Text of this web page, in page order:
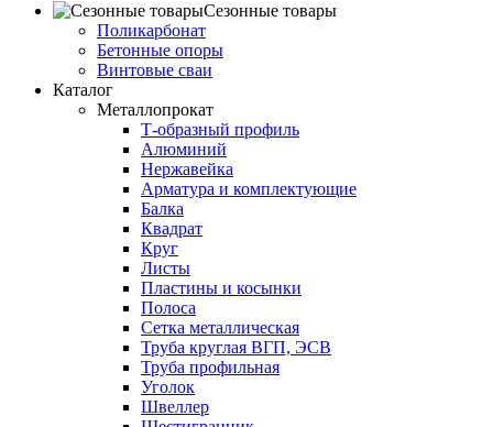
Сезонные товары
Поликарбонат
Бетонные опоры
Винтовые сваи
Каталог
Металлопрокат
Т-образный профиль
Алюминий
Нержавейка
Арматура и комплектующие
Балка
Квадрат
Круг
Листы
Пластины и косынки
Полоса
Сетка металлическая
Труба круглая ВГП, ЭСВ
Труба профильная
Уголок
Швеллер